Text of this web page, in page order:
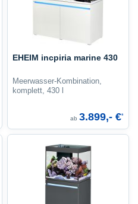
EHEIM incpiria marine 430
Meerwasser-Kombination,
komplett, 430 l
ab 3.899,- €*